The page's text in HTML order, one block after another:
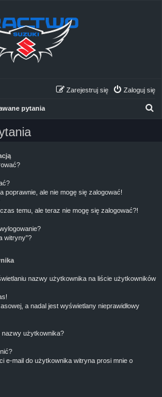
Zaloguj się
Zarejestruj się
pytania
poprawnie, ale nie mogę się zalogować!
temu, ale teraz nie mogę się zalogować?!
witryny”?
nazwy użytkownika na liście użytkowników
a nadal jest wyświetlany nieprawidłowy
użytkownika?
e-mail do użytkownika witryna prosi mnie o